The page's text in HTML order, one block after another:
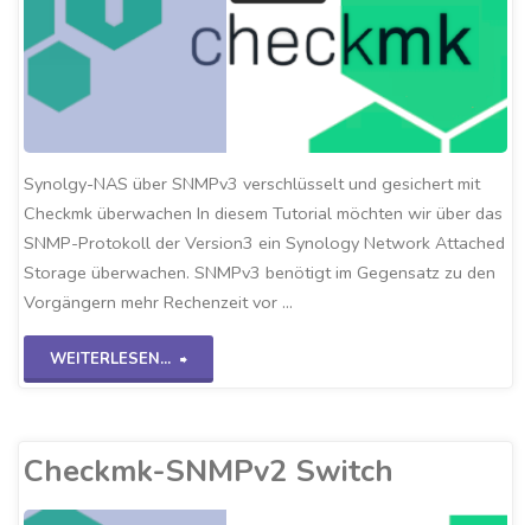
Synolgy-NAS über SNMPv3 verschlüsselt und gesichert mit
Checkmk überwachen In diesem Tutorial möchten wir über das
SNMP-Protokoll der Version3 ein Synology Network Attached
Storage überwachen. SNMPv3 benötigt im Gegensatz zu den
Vorgängern mehr Rechenzeit vor …
WEITERLESEN...
"Checkmk-
Checkmk-SNMPv2 Switch